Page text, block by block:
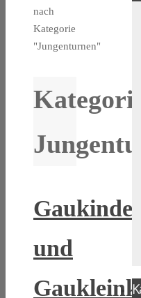
nach
Kategorie
"Jungenturnen"
Kategorie:
und